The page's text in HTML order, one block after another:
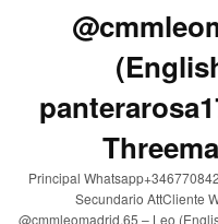
Principal
Secundario AttCliente
@cmmleomadrid.65 – Leo